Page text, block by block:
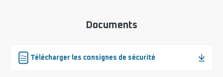
Documents
Télécharger les consignes de sécurité